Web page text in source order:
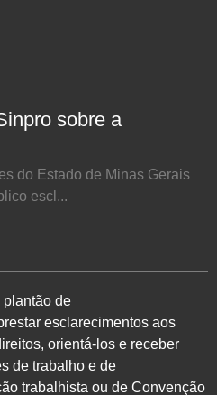
sobre a
do Estado de Minas Gerais
escl...
plantão de
esclarecimentos aos
orientá-los e receber
de trabalho e de
trabalhista ou de Convenção